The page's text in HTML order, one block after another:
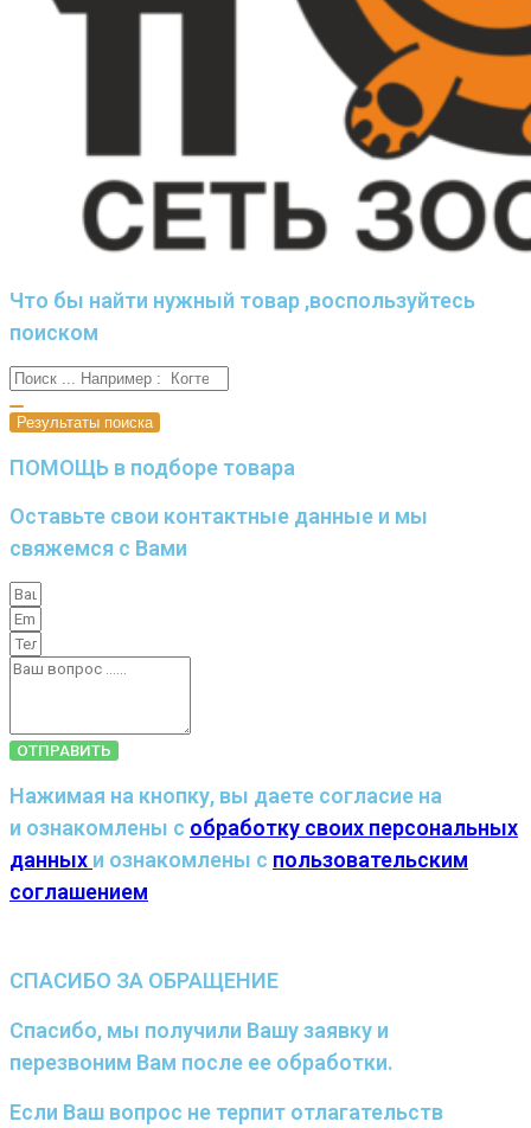
Что бы найти нужный товар ,воспользуйтесь
поиском
Результаты поиска
ПОМОЩЬ в подборе товара
Оставьте свои контактные данные и мы
свяжемся с Вами
ОТПРАВИТЬ
Нажимая на кнопку, вы даете согласие на
и ознакомлены с обработку своих персональных
данных и ознакомлены с пользовательским
соглашением
СПАСИБО ЗА ОБРАЩЕНИЕ
Спасибо, мы получили Вашу заявку и
перезвоним Вам после ее обработки.
Если Ваш вопрос не терпит отлагательств